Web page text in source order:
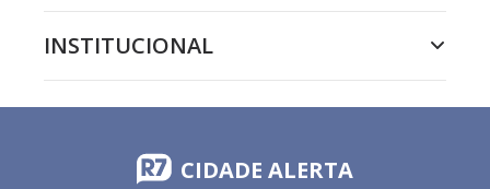
INSTITUCIONAL
CIDADE ALERTA